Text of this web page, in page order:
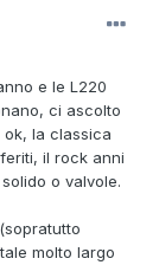
e le L220
ci ascolto
la classica
il rock anni
o valvole.
molto largo